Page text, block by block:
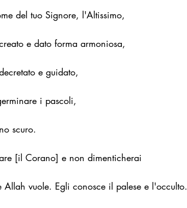
del tuo Signore, l'Altissimo,
e dato forma armoniosa,
e guidato,
i pascoli,
scuro.
[il Corano] e non dimenticherai
vuole. Egli conosce il palese e l'occulto.